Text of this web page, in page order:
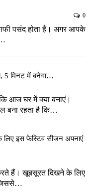
0
पसंद होता है। अगर आपके
5 मिनट में बनेगा…
आज घर में क्या बनाएं।
बना रहता है कि…
लिए इस फेस्टिव सीजन अपनाएं
करते हैं। खूबसूरत दिखने के लिए